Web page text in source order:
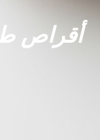
أقراص